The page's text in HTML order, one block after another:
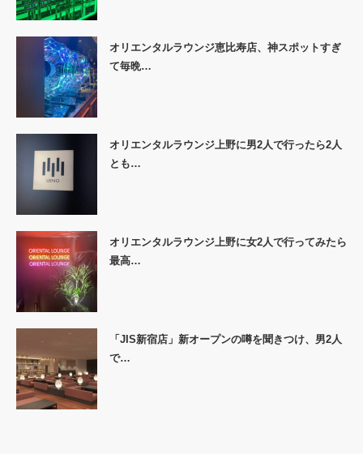
オリエンタルラウンジ恵比寿店、神スポットすぎ
て毎晩…
オリエンタルラウンジ上野に男2人で行ったら2人
とも…
オリエンタルラウンジ上野に女2人で行ってみたら
最高…
「JIS新宿店」新オープンの噂を聞きつけ、男2人
で…